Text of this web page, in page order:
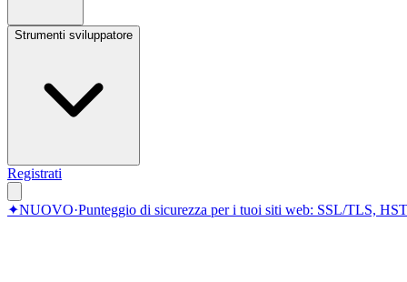
Strumenti sviluppatore
Registrati
✦NUOVO·Punteggio di sicurezza per i tuoi siti web: SSL/TLS,